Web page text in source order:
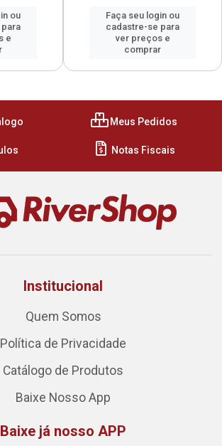
ou
e
Faça seu login ou
cadastre-se para
ver preços e
comprar
Meus Pedidos
Notas Fiscais
Institucional
Quem Somos
Política de Privacidade
Catálogo de Produtos
Baixe Nosso App
Baixe já nosso APP